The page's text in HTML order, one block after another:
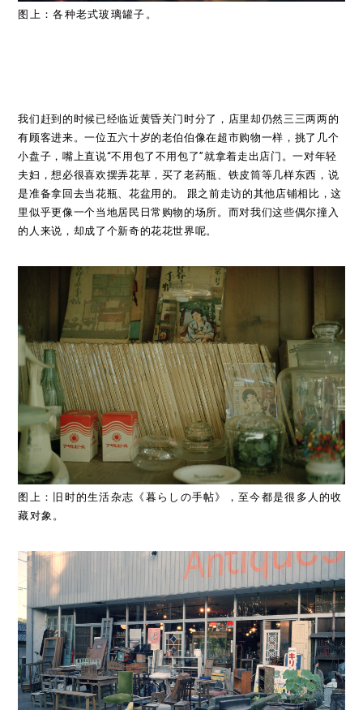
图上：各种老式玻璃罐子。
我们赶到的时候已经临近黄昏关门时分了，店里却仍然三三两两的
有顾客进来。一位五六十岁的老伯伯像在超市购物一样，挑了几个
小盘子，嘴上直说“不用包了不用包了”就拿着走出店门。一对年轻
夫妇，想必很喜欢摆弄花草，买了老药瓶、铁皮筒等几样东西，说
是准备拿回去当花瓶、花盆用的。 跟之前走访的其他店铺相比，这
里似乎更像一个当地居民日常购物的场所。而对我们这些偶尔撞入
的人来说，却成了个新奇的花花世界呢。
图上：旧时的生活杂志《暮らしの手帖》，至今都是很多人的收
藏对象。